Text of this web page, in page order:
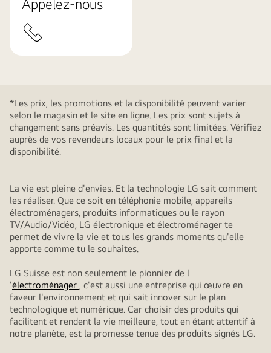
Appelez-nous
*Les prix, les promotions et la disponibilité peuvent varier
selon le magasin et le site en ligne. Les prix sont sujets à
changement sans préavis. Les quantités sont limitées. Vérifiez
auprès de vos revendeurs locaux pour le prix final et la
disponibilité.
La vie est pleine d'envies. Et la technologie LG sait comment
les réaliser. Que ce soit en téléphonie mobile, appareils
électroménagers, produits informatiques ou le rayon
TV/Audio/Vidéo, LG électronique et électroménager te
permet de vivre la vie et tous les grands moments qu'elle
apporte comme tu le souhaites.
LG Suisse est non seulement le pionnier de l
'électroménager , c'est aussi une entreprise qui œuvre en
faveur l'environnement et qui sait innover sur le plan
technologique et numérique. Car choisir des produits qui
facilitent et rendent la vie meilleure, tout en étant attentif à
notre planète, est la promesse tenue des produits signés LG.